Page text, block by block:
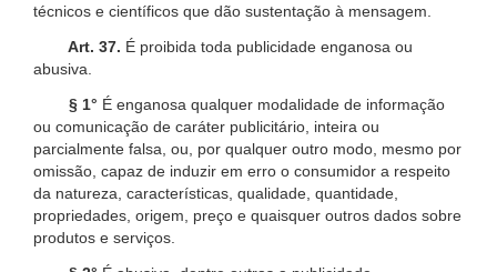
técnicos e científicos que dão sustentação à mensagem.
Art. 37. É proibida toda publicidade enganosa ou
abusiva.
§ 1° É enganosa qualquer modalidade de informação
ou comunicação de caráter publicitário, inteira ou
parcialmente falsa, ou, por qualquer outro modo, mesmo por
omissão, capaz de induzir em erro o consumidor a respeito
da natureza, características, qualidade, quantidade,
propriedades, origem, preço e quaisquer outros dados sobre
produtos e serviços.